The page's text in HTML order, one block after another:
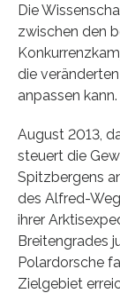
Die
zwischen den
die
anpassen kann.
August 2013,
steuert die
Spitzbergens
des Alfred-
ihrer
Breitengrades
Polardorsche
Zielgebiet